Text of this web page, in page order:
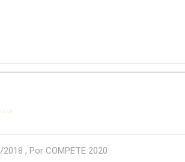
09
, Por COMPETE 2020